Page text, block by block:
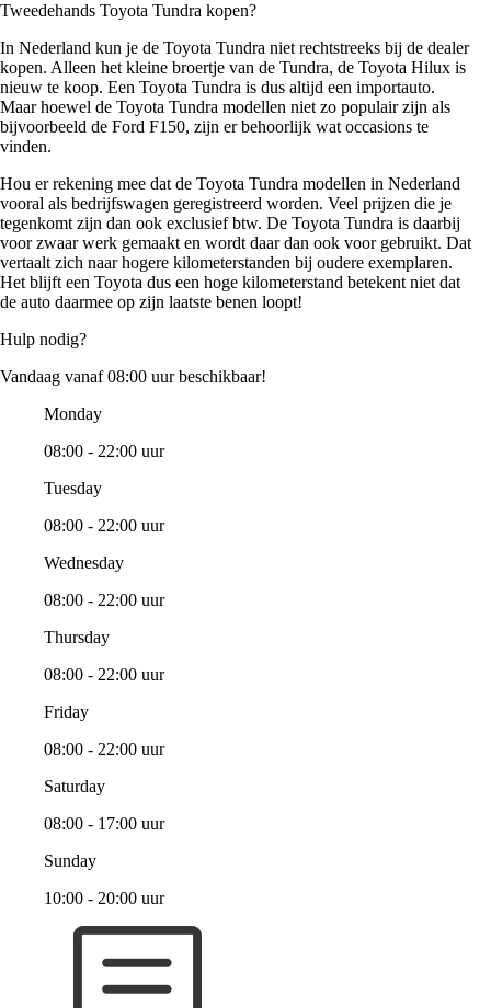
Tweedehands Toyota Tundra kopen?
In Nederland kun je de Toyota Tundra niet rechtstreeks bij de dealer
kopen. Alleen het kleine broertje van de Tundra, de Toyota Hilux is
nieuw te koop. Een Toyota Tundra is dus altijd een importauto.
Maar hoewel de Toyota Tundra modellen niet zo populair zijn als
bijvoorbeeld de Ford F150, zijn er behoorlijk wat occasions te
vinden.
Hou er rekening mee dat de Toyota Tundra modellen in Nederland
vooral als bedrijfswagen geregistreerd worden. Veel prijzen die je
tegenkomt zijn dan ook exclusief btw. De Toyota Tundra is daarbij
voor zwaar werk gemaakt en wordt daar dan ook voor gebruikt. Dat
vertaalt zich naar hogere kilometerstanden bij oudere exemplaren.
Het blijft een Toyota dus een hoge kilometerstand betekent niet dat
de auto daarmee op zijn laatste benen loopt!
Hulp nodig?
Vandaag vanaf 08:00 uur beschikbaar!
Monday
08:00 - 22:00 uur
Tuesday
08:00 - 22:00 uur
Wednesday
08:00 - 22:00 uur
Thursday
08:00 - 22:00 uur
Friday
08:00 - 22:00 uur
Saturday
08:00 - 17:00 uur
Sunday
10:00 - 20:00 uur